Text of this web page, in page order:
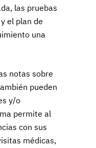
las pruebas
el plan de
una
notas sobre
pueden
y/o
permite al
con sus
médicas,